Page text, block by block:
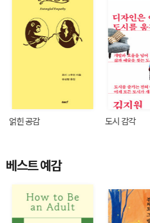
얽힌 공감 도시 감각
베스트 예감